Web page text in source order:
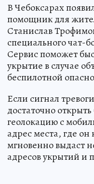
В Чебоксарах
помощник для
Станислав
специального чат-
Сервис поможет
укрытие в случае
беспилотной
Если сигнал
достаточно
геолокацию с
адрес места, где
мгновенно выдаст
адресов укрытий и